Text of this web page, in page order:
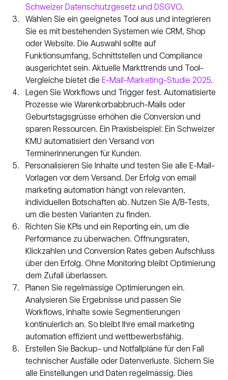
Schweizer Datenschutzgesetz und DSGVO.
Wählen Sie ein geeignetes Tool aus und integrieren
Sie es mit bestehenden Systemen wie CRM, Shop
oder Website. Die Auswahl sollte auf
Funktionsumfang, Schnittstellen und Compliance
ausgerichtet sein. Aktuelle Markttrends und Tool-
Vergleiche bietet die E-Mail-Marketing-Studie 2025.
Legen Sie Workflows und Trigger fest. Automatisierte
Prozesse wie Warenkorbabbruch-Mails oder
Geburtstagsgrüsse erhöhen die Conversion und
sparen Ressourcen. Ein Praxisbeispiel: Ein Schweizer
KMU automatisiert den Versand von
Terminerinnerungen für Kunden.
Personalisieren Sie Inhalte und testen Sie alle E-Mail-
Vorlagen vor dem Versand. Der Erfolg von email
marketing automation hängt von relevanten,
individuellen Botschaften ab. Nutzen Sie A/B-Tests,
um die besten Varianten zu finden.
Richten Sie KPIs und ein Reporting ein, um die
Performance zu überwachen. Öffnungsraten,
Klickzahlen und Conversion Rates geben Aufschluss
über den Erfolg. Ohne Monitoring bleibt Optimierung
dem Zufall überlassen.
Planen Sie regelmässige Optimierungen ein.
Analysieren Sie Ergebnisse und passen Sie
Workflows, Inhalte sowie Segmentierungen
kontinuierlich an. So bleibt Ihre email marketing
automation effizient und wettbewerbsfähig.
Erstellen Sie Backup- und Notfallpläne für den Fall
technischer Ausfälle oder Datenverluste. Sichern Sie
alle Einstellungen und Daten regelmässig. Dies